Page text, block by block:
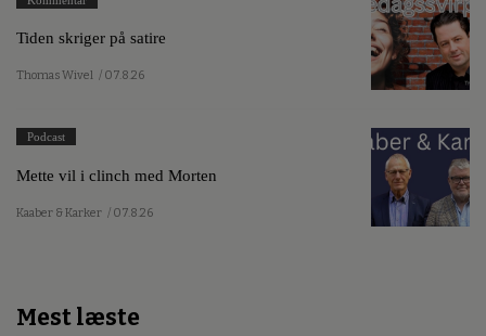
Tiden skriger på satire
Thomas Wivel / 07.8.26
Podcast
Mette vil i clinch med Morten
Kaaber & Karker / 07.8.26
Mest læste